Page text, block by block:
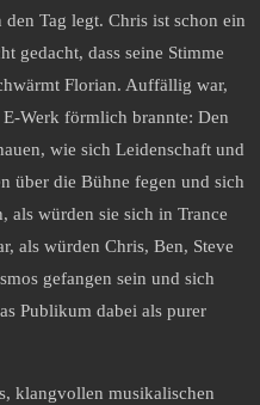
den Tag legt. Chris ist schon ein
gedacht, dass seine Stimme
Florian. Auffällig war,
Werk förmlich brannte: Den
wie sich Leidenschaft und
über die Bühne fegen und sich
als würden sie sich in Trance
als würden Chris, Ben, Steve
gefangen sein und sich
Publikum dabei als purer
klangvollen musikalischen